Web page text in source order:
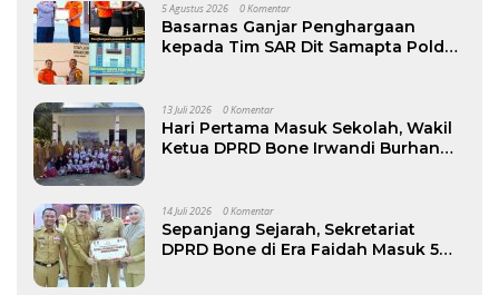
5 Agustus 2026 0 Komentar
Basarnas Ganjar Penghargaan
kepada Tim SAR Dit Samapta Polda
13 Juli 2026 0 Komentar
Hari Pertama Masuk Sekolah, Wakil
Ketua DPRD Bone Irwandi Burhan
14 Juli 2026 0 Komentar
Sepanjang Sejarah, Sekretariat
DPRD Bone di Era Faidah Masuk 5